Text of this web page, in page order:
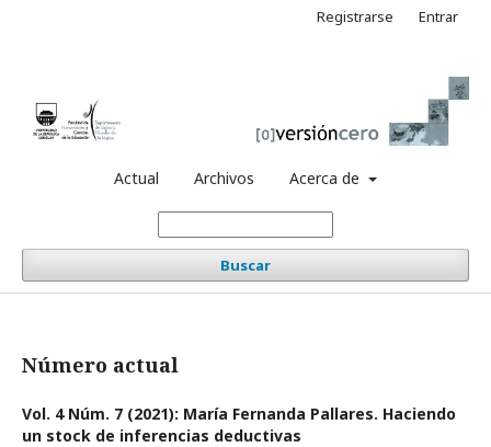
Actual Archivos Acerca de
Buscar
Registrarse Entrar
Número actual
Vol. 4 Núm. 7 (2021): María Fernanda Pallares. Haciendo
un stock de inferencias deductivas